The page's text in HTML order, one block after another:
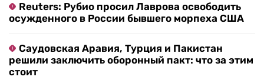
Reuters: Рубио просил Лаврова освободить
осужденного в России бывшего морпеха США
Саудовская Аравия, Турция и Пакистан
решили заключить оборонный пакт: что за этим
стоит